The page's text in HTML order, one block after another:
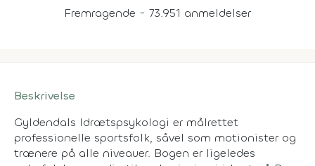
Fremragende - 73.951 anmeldelser
Beskrivelse
Gyldendals Idrætspsykologi er målrettet
professionelle sportsfolk, såvel som motionister og
trænere på alle niveauer. Bogen er ligeledes